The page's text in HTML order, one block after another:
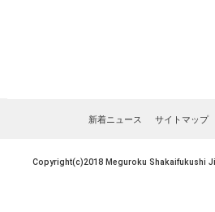
新着ニュース サイトマップ
Copyright(c)2018 Meguroku Shakaifukushi